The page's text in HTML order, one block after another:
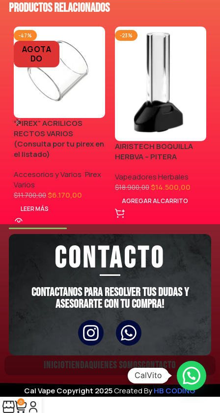
Productos relacionados
-47%
AGOTA
DO
“PIREX” ACRILICOS
RECTOS VARIOS
(Consulta por tu pirex en
el listado)
Accesorios y Varios, Pirex,
Varios
$11.700,00$6.170,00
LEER MÁS
-23%
AIRISTECH BOQUILLA
HERBVA – PITERA
Vapeadores Herbales
$18.900,00$14.500,00
AGREGAR AL CARRITO
CONTACTO
Contactanos para resolver tus dudas y
asesorarte con tu compra!
INICIOTIENDAQUIENES SOMOSCONTACTO
Cal VapeCopyright 2025Created ByHB CODING
0
CalVito